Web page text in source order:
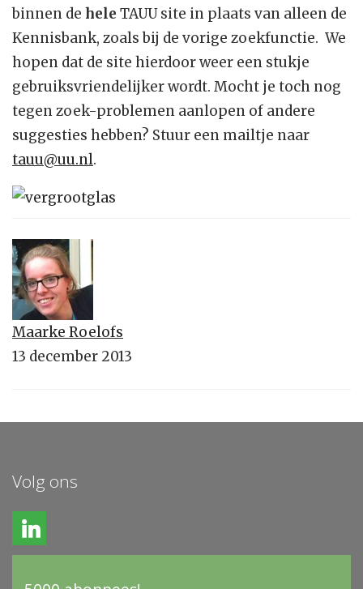
binnen de hele TAUU site in plaats van alleen de
Kennisbank, zoals bij de vorige zoekfunctie. We
hopen dat de site hierdoor weer een stukje
gebruiksvriendelijker wordt. Mocht je toch nog
tegen zoek-problemen aanlopen of andere
suggesties hebben? Stuur een mailtje naar
tauu@uu.nl.
Maarke Roelofs
13 december 2013
Volg ons